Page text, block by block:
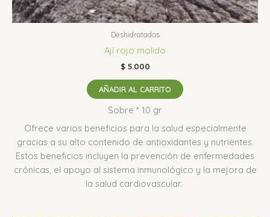
Deshidratados
Ají rojo molido
$5.000
AÑADIR AL CARRITO
Sobre * 10 gr
Ofrece varios beneficios para la salud especialmente
gracias a su alto contenido de antioxidantes y nutrientes.
Estos beneficios incluyen la prevención de enfermedades
crónicas, el apoyo al sistema inmunológico y la mejora de
la salud cardiovascular.